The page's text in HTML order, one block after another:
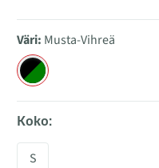
Väri: Musta-Vihreä
Koko:
S